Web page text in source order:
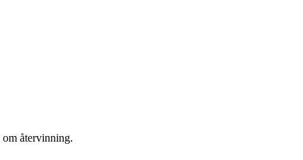
återvinning.